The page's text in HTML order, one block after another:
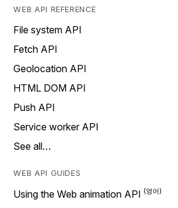
WEB API REFERENCE
File system API
Fetch API
Geolocation API
HTML DOM API
Push API
Service worker API
See all…
WEB API GUIDES
Using the Web animation API